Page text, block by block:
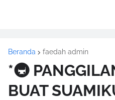
Beranda faedah admin
*🚇
BUAT